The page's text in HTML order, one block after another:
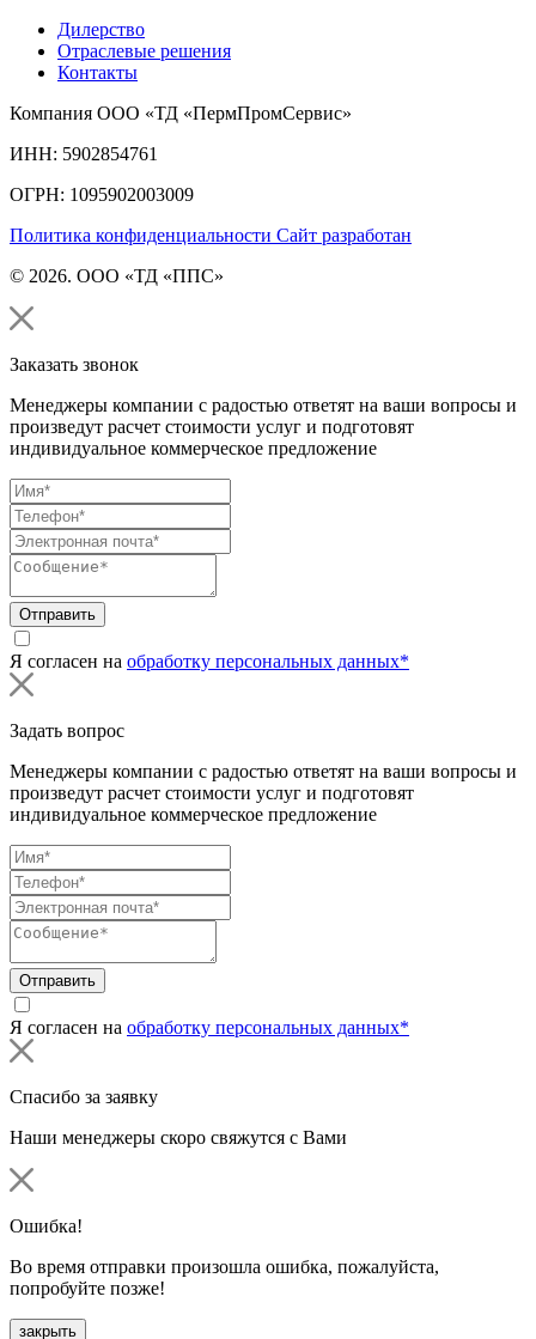
Дилерство
Отраслевые решения
Контакты
Компания ООО «ТД «ПермПромСервис»
ИНН: 5902854761
ОГРН: 1095902003009
Политика конфиденциальности Сайт разработан
© 2026. ООО «ТД «ППС»
Заказать звонок
Менеджеры компании с радостью ответят на ваши вопросы и
произведут расчет стоимости услуг и подготовят
индивидуальное коммерческое предложение
Отправить
Я согласен на обработку персональных данных*
Задать вопрос
Менеджеры компании с радостью ответят на ваши вопросы и
произведут расчет стоимости услуг и подготовят
индивидуальное коммерческое предложение
Отправить
Я согласен на обработку персональных данных*
Спасибо за заявку
Наши менеджеры скоро свяжутся с Вами
Ошибка!
Во время отправки произошла ошибка, пожалуйста,
попробуйте позже!
закрыть